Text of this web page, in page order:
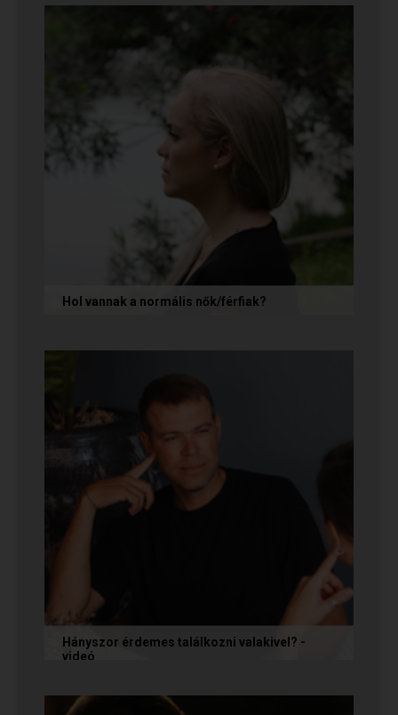
önmagunkat adjuk, hanem...
Hol vannak a normális nők/férfiak?
őket, és vagy házasokkal...
Hányszor érdemes találkozni valakivel? -
videó
tépelődünk: mit tegyünk, ha valakit
szimpatikusnak találunk elsőre, de még...